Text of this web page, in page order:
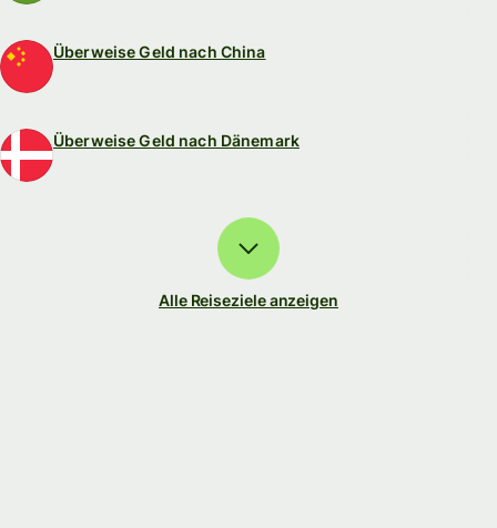
Überweise Geld nach China
Überweise Geld nach Dänemark
Alle Reiseziele anzeigen